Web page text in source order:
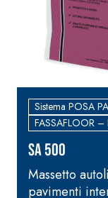
Sistema POSA
FASSAFLOOR
SA 500
Massetto
pavimenti
calce
NHL 3,5 e
alleggeriti